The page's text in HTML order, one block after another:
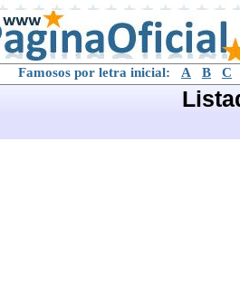
Famosos por letra inicial: A B C